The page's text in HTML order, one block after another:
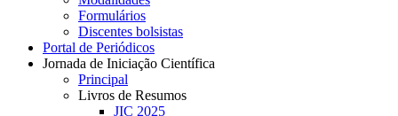
Formulários
Discentes bolsistas
Portal de Periódicos
Jornada de Iniciação Científica
Principal
Livros de Resumos
JIC 2025